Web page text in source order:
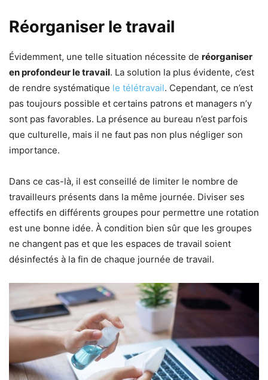
Réorganiser le travail
Évidemment, une telle situation nécessite de réorganiser
en profondeur le travail. La solution la plus évidente, c’est
de rendre systématique le télétravail. Cependant, ce n’est
pas toujours possible et certains patrons et managers n’y
sont pas favorables. La présence au bureau n’est parfois
que culturelle, mais il ne faut pas non plus négliger son
importance.
Dans ce cas-là, il est conseillé de limiter le nombre de
travailleurs présents dans la même journée. Diviser ses
effectifs en différents groupes pour permettre une rotation
est une bonne idée. À condition bien sûr que les groupes
ne changent pas et que les espaces de travail soient
désinfectés à la fin de chaque journée de travail.